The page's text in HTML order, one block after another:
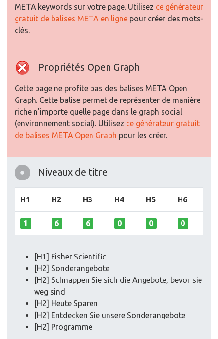
META keywords sur votre page. Utilisez ce générateur
gratuit de balises META en ligne pour créer des mots-
clés.
Propriétés Open Graph
Cette page ne profite pas des balises META Open
Graph. Cette balise permet de représenter de manière
riche n'importe quelle page dans le graph social
(environnement social). Utilisez ce générateur gratuit
de balises META Open Graph pour les créer.
Niveaux de titre
H1 H2 H3 H4 H5 H6
1 6 6 0 0 0
[H1] Fisher Scientific
[H2] Sonderangebote
[H2] Schnappen Sie sich die Angebote, bevor sie
weg sind
[H2] Heute Sparen
[H2] Entdecken Sie unsere Sonderangebote
[H2] Programme